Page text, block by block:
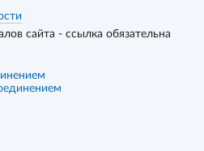
сайта - ссылка обязательна